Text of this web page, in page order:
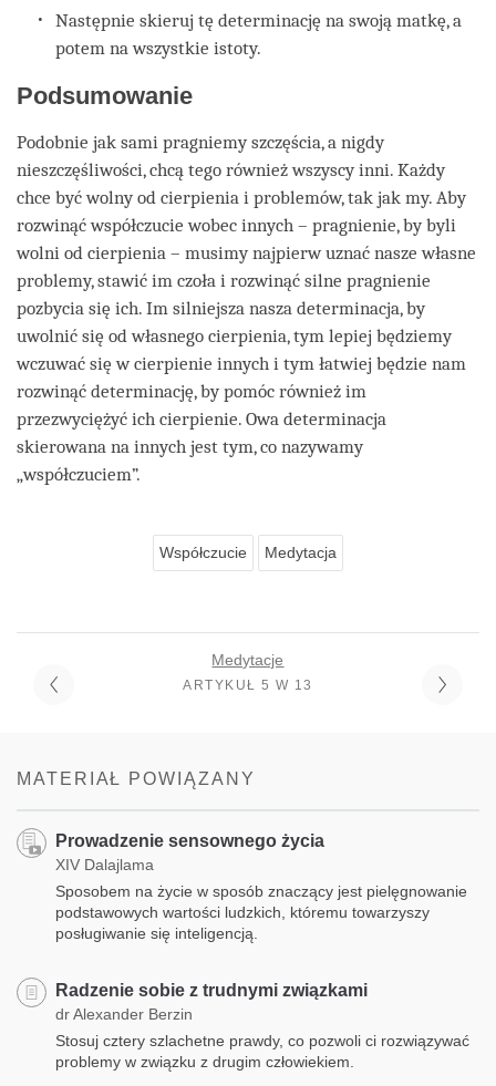
Następnie skieruj tę determinację na swoją matkę, a
potem na wszystkie istoty.
Podsumowanie
Podobnie jak sami pragniemy szczęścia, a nigdy
nieszczęśliwości, chcą tego również wszyscy inni. Każdy
chce być wolny od cierpienia i problemów, tak jak my. Aby
rozwinąć współczucie wobec innych – pragnienie, by byli
wolni od cierpienia – musimy najpierw uznać nasze własne
problemy, stawić im czoła i rozwinąć silne pragnienie
pozbycia się ich. Im silniejsza nasza determinacja, by
uwolnić się od własnego cierpienia, tym lepiej będziemy
wczuwać się w cierpienie innych i tym łatwiej będzie nam
rozwinąć determinację, by pomóc również im
przezwyciężyć ich cierpienie. Owa determinacja
skierowana na innych jest tym, co nazywamy
„współczuciem”.
Współczucie Medytacja
Medytacje
ARTYKUŁ 5 W 13
MATERIAŁ POWIĄZANY
Prowadzenie sensownego życia
XIV Dalajlama
Sposobem na życie w sposób znaczący jest pielęgnowanie
podstawowych wartości ludzkich, któremu towarzyszy
posługiwanie się inteligencją.
Radzenie sobie z trudnymi związkami
dr Alexander Berzin
Stosuj cztery szlachetne prawdy, co pozwoli ci rozwiązywać
problemy w związku z drugim człowiekiem.